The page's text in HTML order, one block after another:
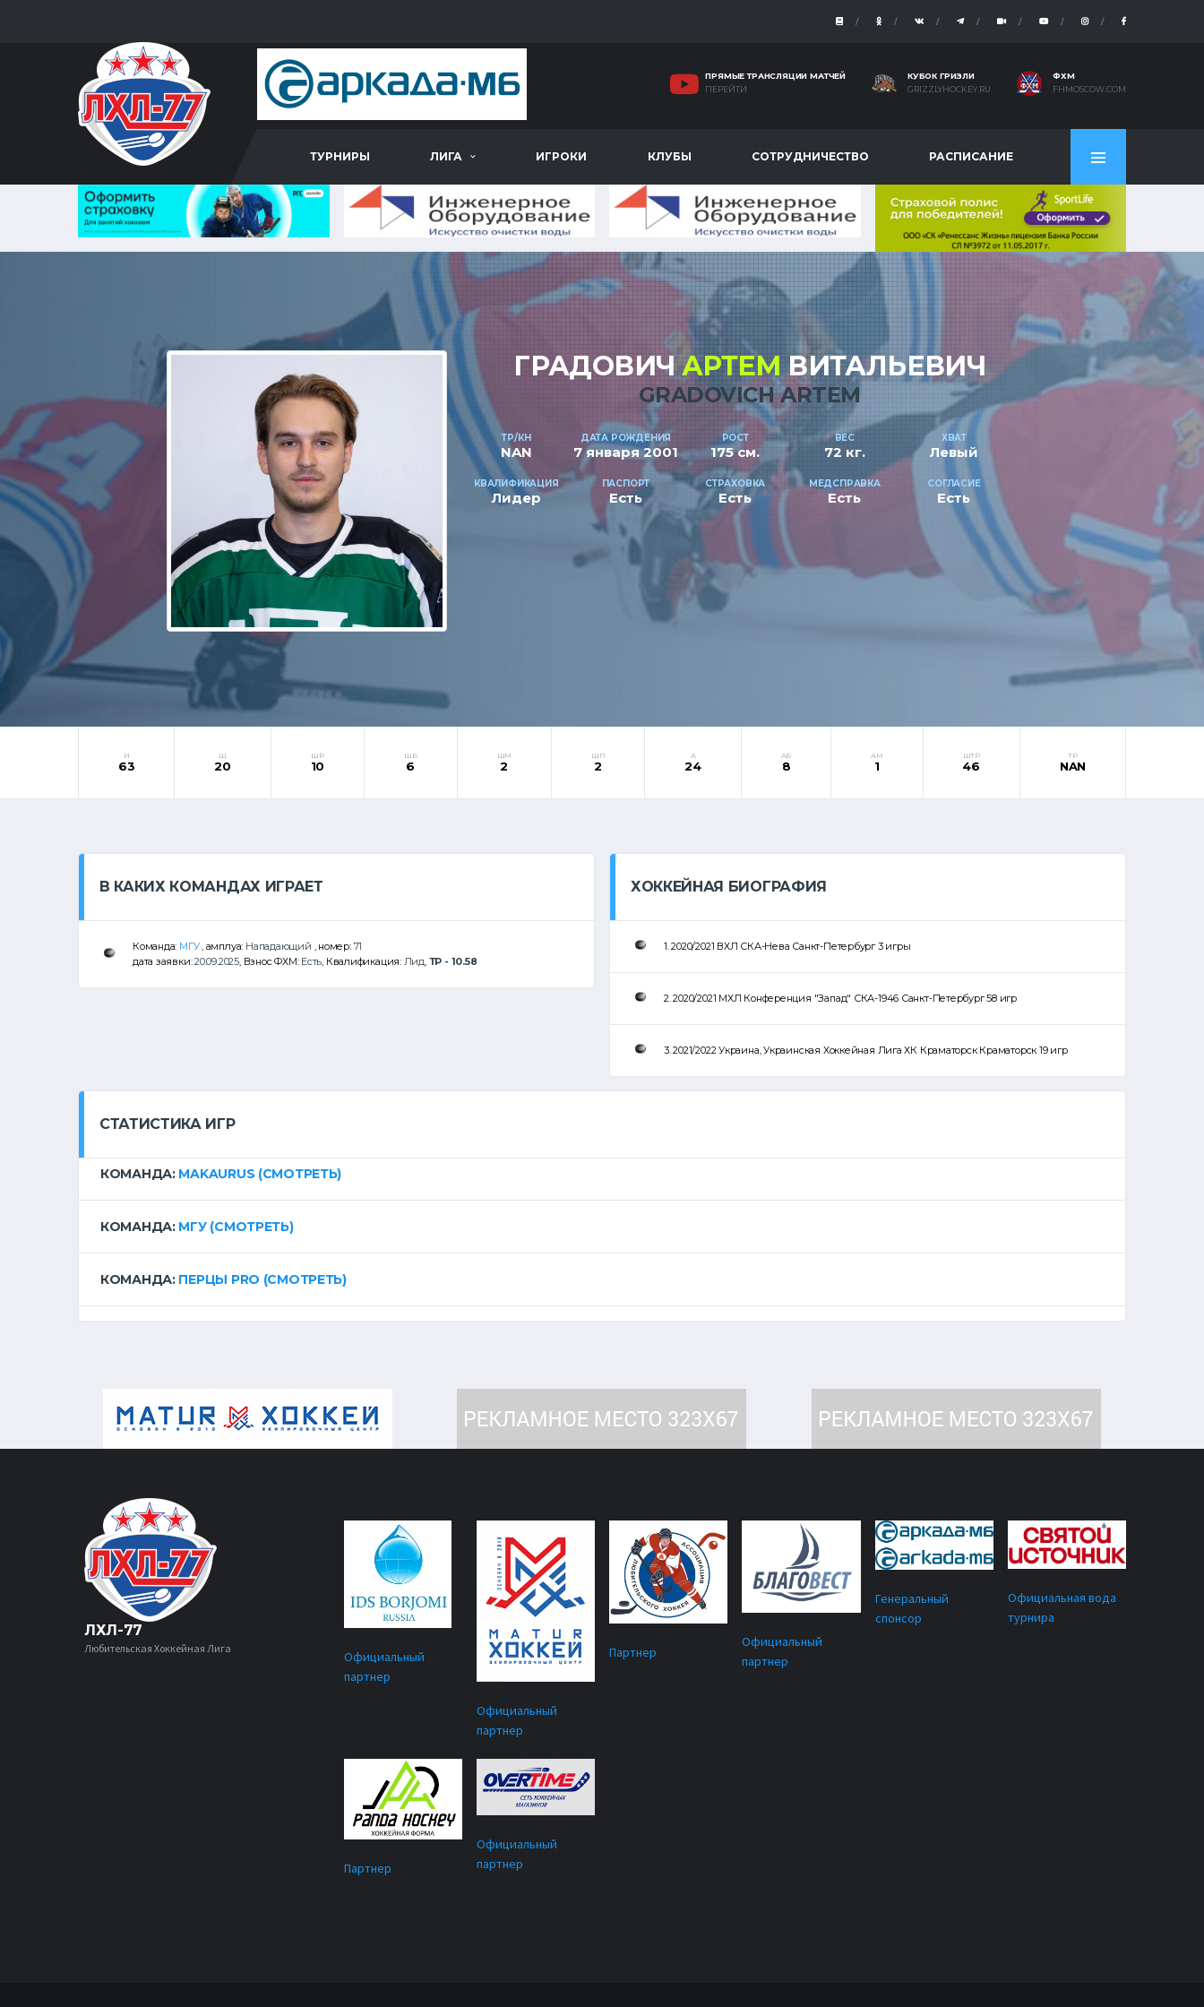
ПРЯМЫЕ ТРАНСЛЯЦИИ МАТЧЕЙ
ПЕРЕЙТИ
КУБОК ГРИЗЛИ
GRIZZLYHOCKEY.RU
ФХМ
FHMOSCOW.COM
ТУРНИРЫ ЛИГА ИГРОКИ КЛУБЫ СОТРУДНИЧЕСТВО РАСПИСАНИЕ
ГРАДОВИЧАРТЕМВИТАЛЬЕВИЧ
GRADOVICH ARTEM
ТР/КН
NAN
ДАТА РОЖДЕНИЯ
7 января 2001
РОСТ
175 см.
ВЕС
72 кг.
ХВАТ
Левый
КВАЛИФИКАЦИЯ
Лидер
ПАСПОРТ
Есть
СТРАХОВКА
Есть
МЕДСПРАВКА
Есть
СОГЛАСИЕ
Есть
И
63
Ш
20
ШР
10
ШБ
6
ШМ
2
ШП
2
А
24
АБ
8
АМ
1
ШТР
46
ТР
NAN
В КАКИХ КОМАНДАХ ИГРАЕТ
Команда: МГУ , амплуа: Нападающий , номер: 71
дата заявки:20.09.2025, Взнос ФХМ: Есть , Квалификация: Лид ТР - 10.58
ХОККЕЙНАЯ БИОГРАФИЯ
1. 2020/2021 ВХЛ СКА-Нева Санкт-Петербург 3 игры
2. 2020/2021 МХЛ Конференция "Запад" СКА-1946 Санкт-Петербург 58 игр
3. 2021/2022 Украина, Украинская Хоккейная Лига ХК Краматорск Краматорск 19 игр
СТАТИСТИКА ИГР
КОМАНДА: MAKAURUS (СМОТРЕТЬ)
КОМАНДА: МГУ (СМОТРЕТЬ)
КОМАНДА: ПЕРЦЫ PRO (СМОТРЕТЬ)
ЛХЛ-77
Любительская Хоккейная Лига
Официальный
партнер
Официальный
партнер
Партнер
Официальный
партнер
Генеральный
спонсор
Официальная вода
турнира
Партнер
Официальный
партнер